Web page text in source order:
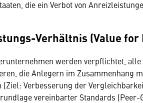
die ein Verbot von
Verhältnis (Value for
werden verpflichtet,
die Anlegern im Zusammenhang
(Ziel: Verbesserung der
vereinbarter Standards